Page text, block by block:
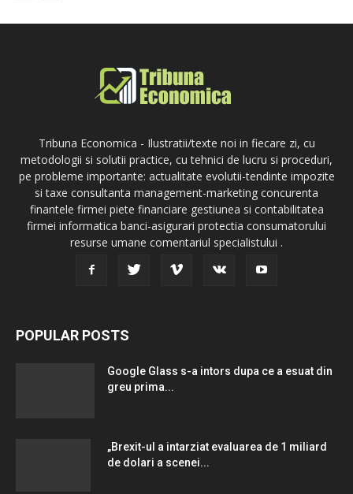
Tribuna Economica - Ilustratii/texte noi in fiecare zi, cu
metodologii si solutii practice, cu tehnici de lucru si proceduri,
pe probleme importante: actualitate evolutii-tendinte impozite
si taxe consultanta management-marketing concurenta
finantele firmei piete financiare gestiunea si contabilitatea
firmei informatica banci-asigurari protectia consumatorului
resurse umane comentariul specialistului .
POPULAR POSTS
Google Glass s-a intors dupa ce a esuat din
greu prima...
„Brexit-ul a intarziat evaluarea de 1 miliard
de dolari a scenei...